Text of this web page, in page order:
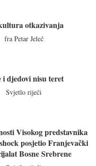
otkazivanja
fra Petar Jeleč
i djedovi nisu teret
Svjetlo riječi
Visokog predstavnika
posjetio Franjevački
Bosne Srebrene